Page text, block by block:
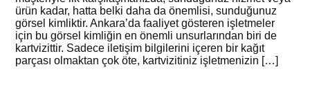
ürün kadar, hatta belki daha da önemlisi, sunduğunuz
görsel kimliktir. Ankara’da faaliyet gösteren işletmeler
için bu görsel kimliğin en önemli unsurlarından biri de
kartvizittir. Sadece iletişim bilgilerini içeren bir kağıt
parçası olmaktan çok öte, kartvizitiniz işletmenizin […]